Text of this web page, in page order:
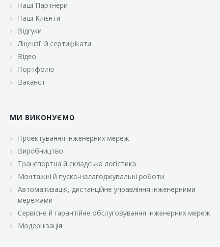
Наші Партнери
Наші Клієнти
Відгуки
Ліцензії й сертифікати
Відео
Портфоліо
Вакансії
МИ ВИКОНУЄМО
Проектування інженерних мереж
Виробництво
Транспортна й складська логістика
Монтажні й пуско-налагоджувальні роботи
Автоматизація, дистанційне управління інженерними
мережами
Сервісне й гарантійне обслуговування інженерних мереж
Модернізація